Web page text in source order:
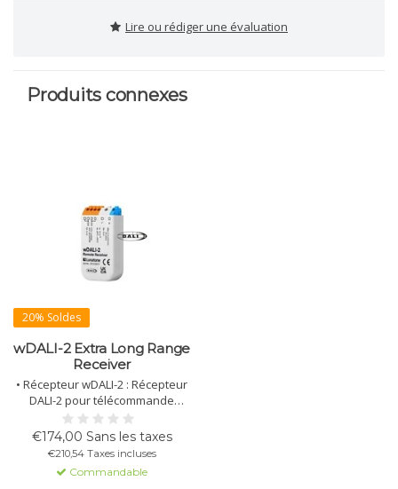
Lire ou rédiger une évaluation
Produits connexes
20% Soldes
wDALI-2 Extra Long Range
Receiver
• Récepteur wDALI-2 : Récepteur
DALI-2 pour télécommande
wDALI-2. Relie le sans-fil à la
ligne DALI, encastrable, multi-
maître, bornes DA en boucle.
• Récepteur wDALI-2 PS : Comme
ci-dessus, avec alimentation bus
€174,00 Sans les taxes
€210,54 Taxes incluses
Commandable